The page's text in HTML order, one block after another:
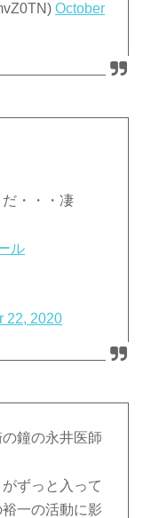
October
・・・凄
ル
22, 2020
鐘の永井医師
ずっと入って
一の活動に影